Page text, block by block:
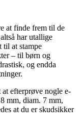
at finde frem til de
har utallige
til at stampe
– til børn og
og endda
efterprøve nogle e-
mm, diam. 7 mm,
at du er skudsikker